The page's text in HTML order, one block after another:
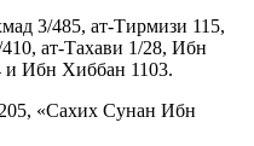
3/485, ат-Тирмизи 115,
ат-Тахави 1/28, Ибн
и Ибн Хиббан 1103.
«Сахих Сунан Ибн